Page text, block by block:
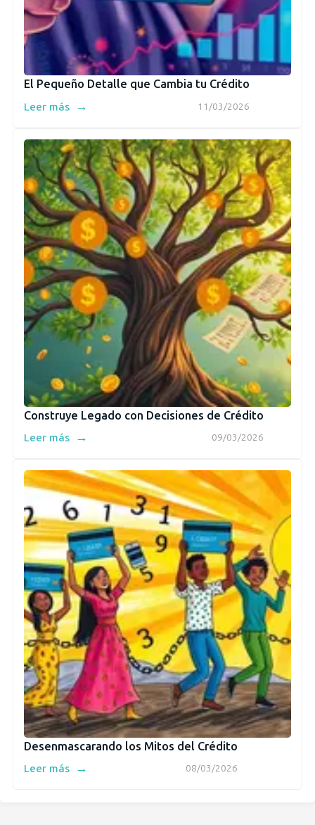
El Pequeño Detalle que Cambia tu Crédito
11/03/2026
Leer más →
Construye Legado con Decisiones de Crédito
09/03/2026
Leer más →
Desenmascarando los Mitos del Crédito
08/03/2026
Leer más →